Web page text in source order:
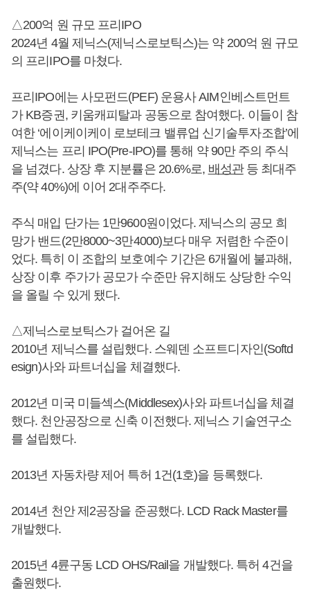
△200억 원 규모 프리IPO
2024년 4월 제닉스(제닉스로보틱스)는 약 200억 원 규모
의 프리IPO를 마쳤다.
프리IPO에는 사모펀드(PEF) 운용사 AIM인베스트먼트
가 KB증권, 키움캐피탈과 공동으로 참여했다. 이들이 참
여한 ‘에이케이케이 로보테크 밸류업 신기술투자조합’에
제닉스는 프리 IPO(Pre-IPO)를 통해 약 90만 주의 주식
을 넘겼다. 상장 후 지분률은 20.6%로, 배성관등 최대주
주(약 40%)에 이어 2대주주다.
주식 매입 단가는 1만9600원이었다. 제닉스의 공모 희
망가 밴드(2만8000~3만4000)보다 매우 저렴한 수준이
었다. 특히 이 조합의 보호예수 기간은 6개월에 불과해,
상장 이후 주가가 공모가 수준만 유지해도 상당한 수익
을 올릴 수 있게 됐다.
△제닉스로보틱스가 걸어온 길
2010년 제닉스를 설립했다. 스웨덴 소프트디자인(Softd
esign)사와 파트너십을 체결했다.
2012년 미국 미들섹스(Middlesex)사와 파트너십을 체결
했다. 천안공장으로 신축 이전했다. 제닉스 기술연구소
를 설립했다.
2013년 자동차량 제어 특허 1건(1호)을 등록했다.
2014년 천안 제2공장을 준공했다. LCD Rack Master를
개발했다.
2015년 4륜구동 LCD OHS/Rail을 개발했다. 특허 4건을
출원했다.